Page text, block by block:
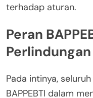
terhadap aturan.
Peran
Pada intinya,
BAPPEBTI dalam